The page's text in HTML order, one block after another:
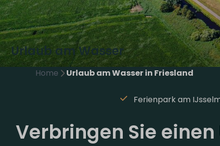
Urlaub am Wasser
Home Urlaub am Wasser in Friesland
Ferienpark am
Verbringen Sie